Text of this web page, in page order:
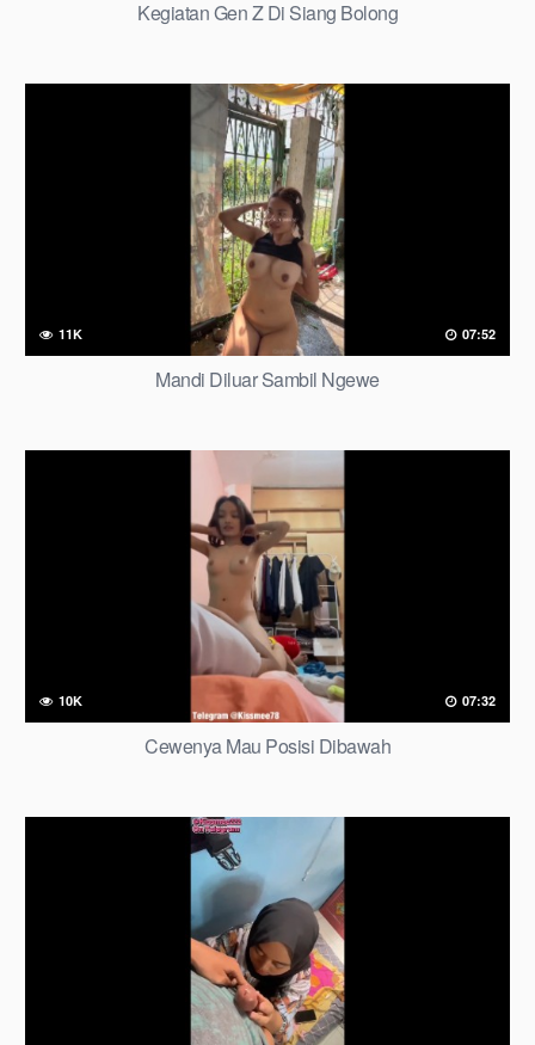
Kegiatan Gen Z Di Siang Bolong
11K 07:52
Mandi Diluar Sambil Ngewe
10K 07:32
Cewenya Mau Posisi Dibawah